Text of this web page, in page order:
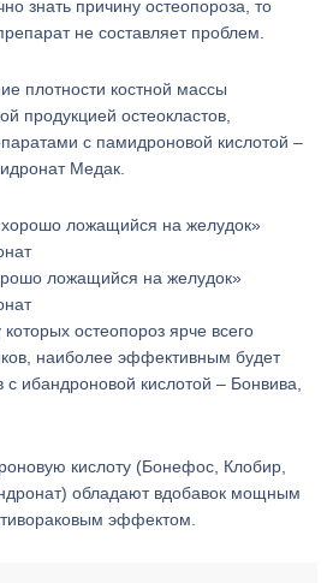
знать причину остеопороза, то
не составляет проблем.
плотности костной массы
продукцией остеокластов,
с памидроновой кислотой –
Медак.
ложащийся на желудок»
остеопороз ярче всего
наиболее эффективным будет
ибандроновой кислотой – Бонвива,
кислоту (Бонефос, Клобир,
обладают вдобавок мощным
эффектом.